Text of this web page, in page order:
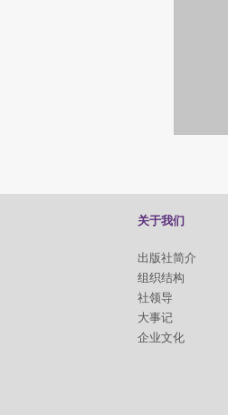
关于我们
出版社简介
组织结构
社领导
大事记
企业文化